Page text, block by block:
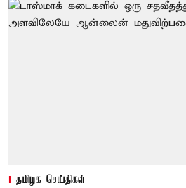
தமிழக செய்திகள்